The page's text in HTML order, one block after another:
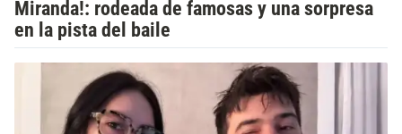
Miranda!: rodeada de famosas y una sorpresa
en la pista del baile